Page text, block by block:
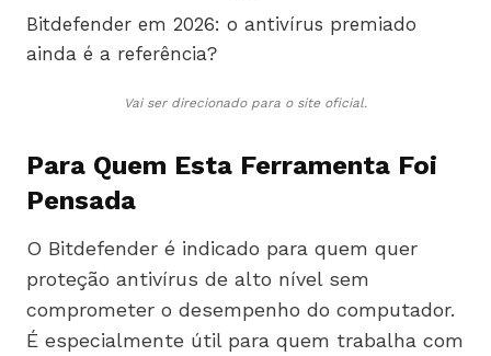
Bitdefender em 2026: o antivírus premiado
ainda é a referência?
Vai ser direcionado para o site oficial.
Para Quem Esta Ferramenta Foi
Pensada
O Bitdefender é indicado para quem quer
proteção antivírus de alto nível sem
comprometer o desempenho do computador.
É especialmente útil para quem trabalha com